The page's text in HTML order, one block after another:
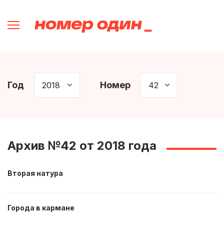
Год Номер
Архив №42 от 2018 года
Вторая натура
Города в кармане